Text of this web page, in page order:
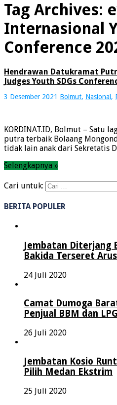
Tag Archives:
Internasional
Conference
Hendrawan Datukramat
Judges Youth SDGs
3 Desember 2021 Bolmut, Nasional ,
KORDINAT.ID, Bolmut – Satu
putra terbaik Bolaang
tidak lain anak dari Sekretatis
Selengkapnya »
Cari untuk:
BERITA POPULER
Jembatan Diterjang
Bakida Terseret
24 Juli 2020
Camat Dumoga
Penjual BBM dan
26 Juli 2020
Jembatan Kosio
Pilih Medan Ekstrim
25 Juli 2020